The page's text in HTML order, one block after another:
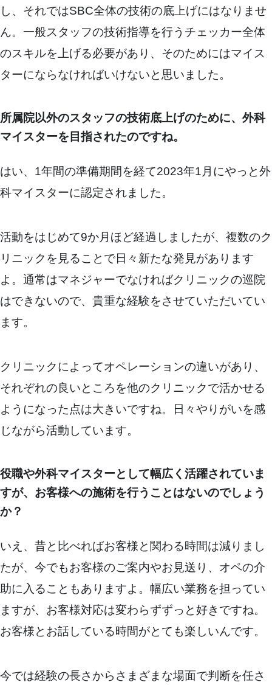
し、それではSBC全体の技術の底上げにはなりませ
ん。一般スタッフの技術指導を行うチェッカー全体
のスキルを上げる必要があり、そのためにはマイス
ターにならなければいけないと思いました。
所属院以外のスタッフの技術底上げのために、外科
マイスターを目指されたのですね。
はい、1年間の準備期間を経て2023年1月にやっと外
科マイスターに認定されました。
活動をはじめて9か月ほど経過しましたが、複数のク
リニックを見ることで日々新たな発見があります
よ。通常はマネジャーでなければクリニックの巡院
はできないので、貴重な経験をさせていただいてい
ます。
クリニックによってオペレーションの違いがあり、
それぞれの良いところを他のクリニックで活かせる
ようになった点は大きいですね。日々やりがいを感
じながら活動しています。
役職や外科マイスターとして幅広く活躍されていま
すが、お客様への施術を行うことはないのでしょう
か？
いえ、昔と比べればお客様と関わる時間は減りまし
たが、今でもお客様のご案内やお見送り、オペの介
助に入ることもありますよ。幅広い業務を担ってい
ますが、お客様対応は変わらずずっと好きですね。
お客様とお話している時間がとても楽しいんです。
今では経験の長さからさまざまな場面で判断を任さ